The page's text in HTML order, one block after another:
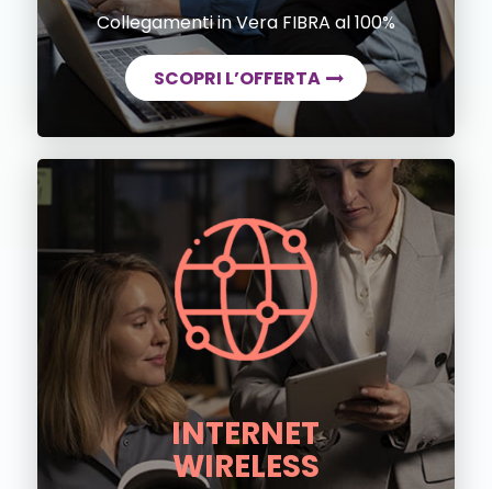
Collegamenti in Vera FIBRA al 100%
SCOPRI L’OFFERTA
INTERNET
WIRELESS